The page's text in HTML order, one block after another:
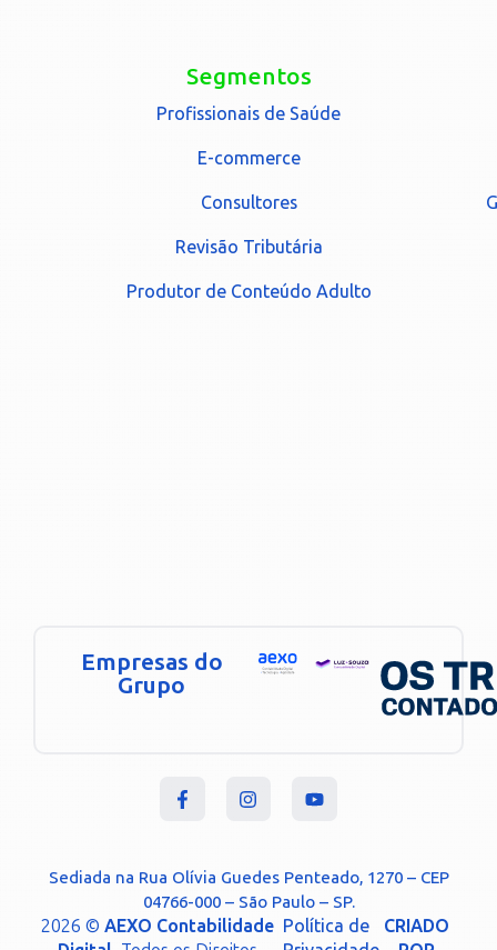
Segmentos
Profissionais de Saúde
E-commerce
Consultores
Revisão Tributária
Produtor de Conteúdo Adulto
Empresas do
Grupo
Sediada na Rua Olívia Guedes Penteado, 1270 – CEP
04766-000 – São Paulo – SP.
2026 ©AEXO Contabilidade Política de
CRIADO